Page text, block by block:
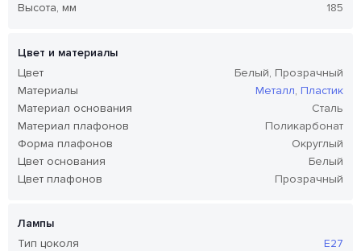
Высота, мм
185
Цвет и материалы
Цвет
Белый, Прозрачный
Материалы
Металл, Пластик
Материал основания
Сталь
Материал плафонов
Поликарбонат
Форма плафонов
Округлый
Цвет основания
Белый
Цвет плафонов
Прозрачный
Лампы
Тип цоколя
E27